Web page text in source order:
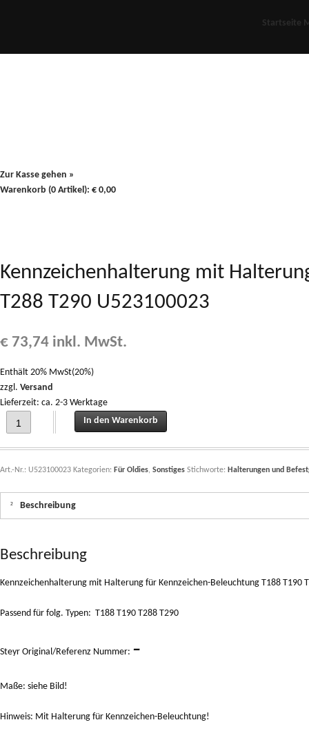
Startseite
Zur Kasse gehen »
Warenkorb (0 Artikel): € 0,00
Kennzeichenhalterung mit
T288 T290 U523100023
€ 73,74 inkl. MwSt.
Enthält 20% MwSt(20%)
zzgl. Versand
Lieferzeit: ca. 2-3 Werktage
Kennzeichenhalterung mit Halterung für Kennzeichen-Beleuchtung T188 T190
In den Warenkorb
Art.-Nr.: U523100023 Kategorien: Für Oldies, Sonstiges Stichworte: Halterungen und
Beschreibung
Beschreibung
Kennzeichenhalterung mit Halterung für Kennzeichen-Beleuchtung T188 T190
Passend für folg. Typen: T188 T190 T288 T290
Steyr Original/Referenz Nummer: –
Maße: siehe Bild!
Hinweis: Mit Halterung für Kennzeichen-Beleuchtung!